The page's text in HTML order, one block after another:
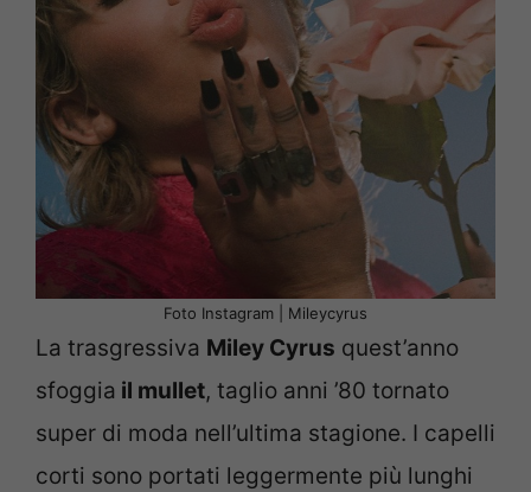
Foto Instagram | Mileycyrus
La trasgressiva Miley Cyrus quest’anno
sfoggia il mullet, taglio anni ’80 tornato
super di moda nell’ultima stagione. I capelli
corti sono portati leggermente più lunghi